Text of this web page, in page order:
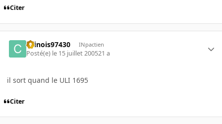
Citer
chinois97430 INpactien
Posté(e) le 15 juillet 200521 a
il sort quand le ULI 1695
Citer